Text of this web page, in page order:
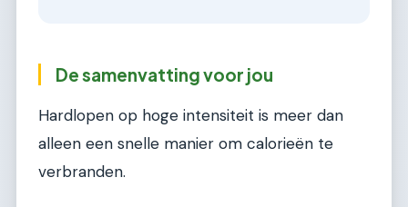
De samenvatting voor jou
Hardlopen op hoge intensiteit is meer dan
alleen een snelle manier om calorieën te
verbranden.